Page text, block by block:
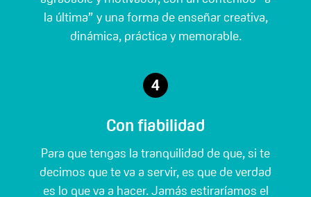
la última” y una forma de enseñar creativa,
dinámica, práctica y memorable.
Con fiabilidad
Para que tengas la tranquilidad de que, si te
decimos que te va a servir, es que de verdad
es lo que va a hacer. Jamás estiraríamos el